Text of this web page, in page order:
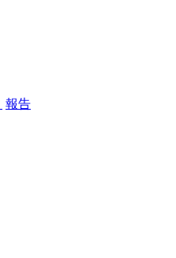
報告